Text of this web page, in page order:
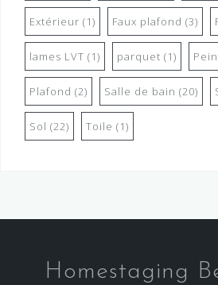
Extérieur (1) Faux plafond (3)
lames LVT (1) parquet (1)
Plafond (2) Salle de bain (20)
Sol (22) Toile (1)
Homestaging